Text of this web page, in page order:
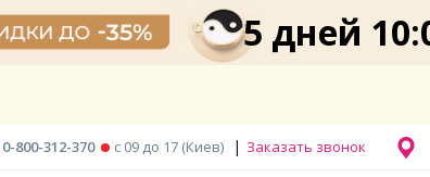
5 дней
0-800-312-370 c 09 до 17 (Киев) | Заказать звонок